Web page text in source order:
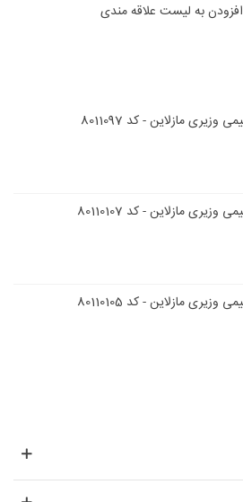
افزودن به لیست علاقه مندی